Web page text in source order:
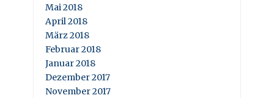
Mai 2018
April 2018
März 2018
Februar 2018
Januar 2018
Dezember 2017
November 2017